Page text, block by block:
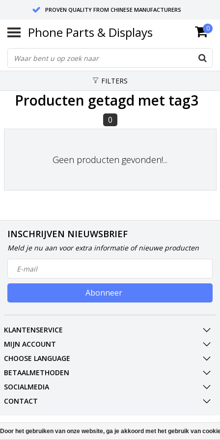
PROVEN QUALITY FROM CHINESE MANUFACTURERS
SEND RETURNS TO GERMANY OR NETHERLANDS
10 DAY SHIPPING
Phone Parts & Displays 0
FILTERS
Producten getagd met tag3
0
Geen producten gevonden!...
INSCHRIJVEN NIEUWSBRIEF
Meld je nu aan voor extra informatie of nieuwe producten
Abonneer
KLANTENSERVICE
MIJN ACCOUNT
CHOOSE LANGUAGE
BETAALMETHODEN
SOCIALMEDIA
CONTACT
© Copyright 2026 Phone Parts & Displays
Door het gebruiken van onze website, ga je akkoord met het gebruik van